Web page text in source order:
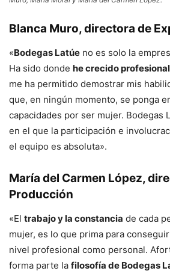
Blanca Muro, directora de
«Bodegas Latúe no es solo la
Ha sido donde he crecido
me ha permitido demostrar mis
que, en ningún momento, se ponga
capacidades por ser mujer. Bodegas
en el que la participación e
el equipo es absoluta».
María del Carmen López,
Producción
«El trabajo y la constancia de cada
mujer, es lo que prima para
nivel profesional como personal.
forma parte la filosofía de Bodegas